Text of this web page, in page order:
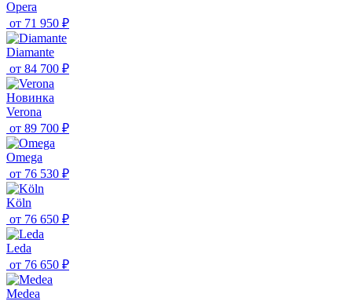
Opera
от 71 950 ₽
Diamante
от 84 700 ₽
Новинка
Verona
от 89 700 ₽
Omega
от 76 530 ₽
Köln
от 76 650 ₽
Leda
от 76 650 ₽
Medea